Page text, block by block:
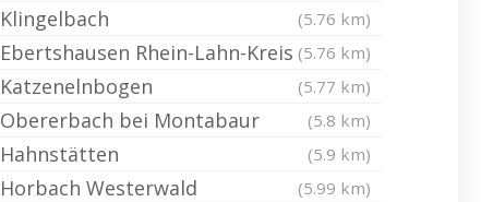
Klingelbach (5.76 km)
Ebertshausen Rhein-Lahn-Kreis (5.76 km)
Katzenelnbogen (5.77 km)
Obererbach bei Montabaur (5.8 km)
Hahnstätten (5.9 km)
Horbach Westerwald (5.99 km)